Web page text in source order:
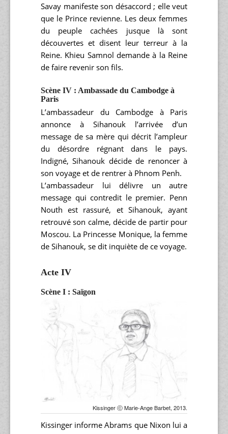
Savay manifeste son désaccord ; elle veut
que le Prince revienne. Les deux femmes
du peuple cachées jusque là sont
découvertes et disent leur terreur à la
Reine. Khieu Samnol demande à la Reine
de faire revenir son fils.
Scène IV : Ambassade du Cambodge à
Paris
L’ambassadeur du Cambodge à Paris
annonce à Sihanouk l’arrivée d’un
message de sa mère qui décrit l’ampleur
du désordre régnant dans le pays.
Indigné, Sihanouk décide de renoncer à
son voyage et de rentrer à Phnom Penh.
L’ambassadeur lui délivre un autre
message qui contredit le premier. Penn
Nouth est rassuré, et Sihanouk, ayant
retrouvé son calme, décide de partir pour
Moscou. La Princesse Monique, la femme
de Sihanouk, se dit inquiète de ce voyage.
Acte IV
Scène I : Saïgon
Kissinger ⓒ Marie-Ange Barbet, 2013.
Kissinger informe Abrams que Nixon lui a